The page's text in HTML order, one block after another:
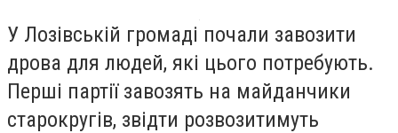
У Лозівській громаді почали завозити
дрова для людей, які цього потребують.
Перші партії завозять на майданчики
старокругів, звідти розвозитимуть